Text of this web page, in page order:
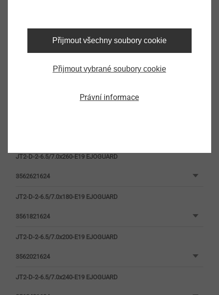
JT2-D-2-6.5/7.0x120-E19 EJOGUARD
JT2-D-2-6.5/7.0x260-E19 EJOGUARD
3562621624
JT2-D-2-6.5/7.0x180-E19 EJOGUARD
3561821624
JT2-D-2-6.5/7.0x200-E19 EJOGUARD
3562021624
JT2-D-2-6.5/7.0x240-E19 EJOGUARD
Přijmout všechny soubory cookie
Přijmout vybrané soubory cookie
Právní informace